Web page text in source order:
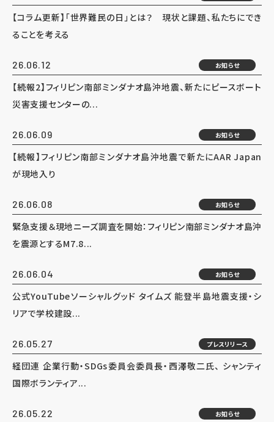
【コラム更新】「世界難民の日」とは？ 現状と課題、私たちにでき
ることを考える
26.06.12 お知らせ
【続報2】フィリピン南部ミンダナオ島沖地震、新たにピースボート
災害支援センターの...
26.06.09 お知らせ
【続報】フィリピン南部ミンダナオ島沖地震で新たにAAR Japan
が現地入り
26.06.08 お知らせ
緊急支援＆現地ニーズ調査を開始：フィリピン南部ミンダナオ島沖
を震源とするM7.8...
26.06.04 お知らせ
公式YouTubeソーシャルグッド タイムズ 能登半島地震支援・シ
リアで学校建設...
26.05.27 プレスリリース
経団連 企業行動・SDGs委員会委員長・西澤敬二氏、 シャンティ
国際ボランティア...
26.05.22 お知らせ